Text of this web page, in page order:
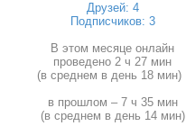
Друзей: 4
Подписчиков: 3
В этом месяце онлайн
проведено 2 ч 27 мин
(в среднем в день 18 мин)
в прошлом – 7 ч 35 мин
(в среднем в день 14 мин)